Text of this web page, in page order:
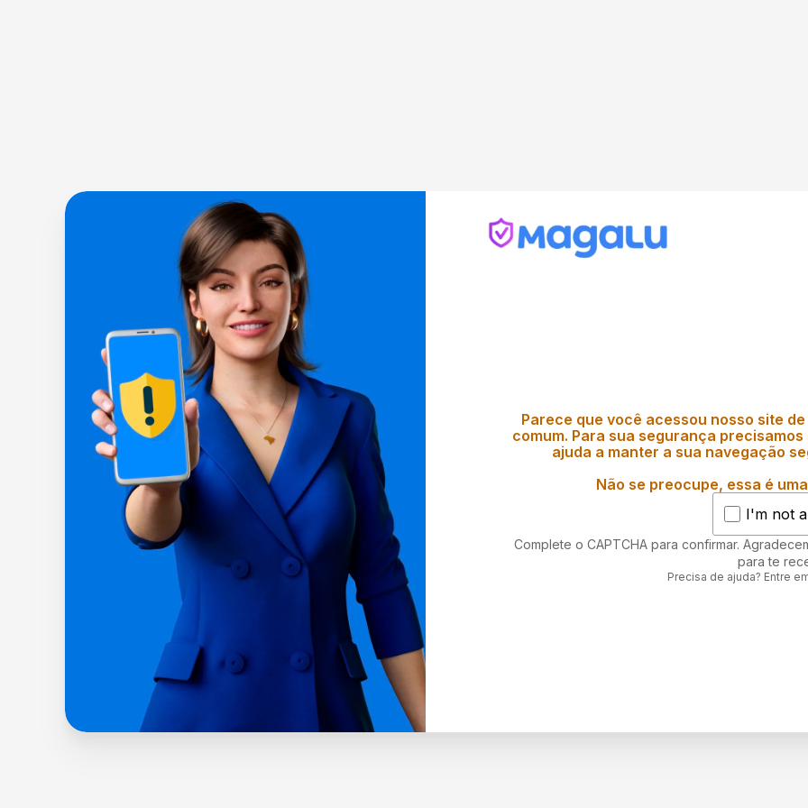
Parece que você acessou nosso site
comum. Para sua segurança
ajuda a manter a sua navegação
Não se preocupe, essa é
I'm not
Complete o CAPTCHA para confirmar.
para te
Precisa de ajuda? Entre